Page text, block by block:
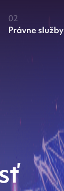
Právne služby